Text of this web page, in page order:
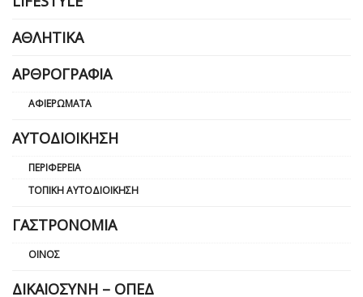
ΑΘΛΗΤΙΚΆ
ΑΡΘΡΟΓΡΑΦΊΑ
ΑΦΙΕΡΏΜΑΤΑ
ΑΥΤΟΔΙΟΊΚΗΣΗ
ΠΕΡΙΦΈΡΕΙΑ
ΤΟΠΙΚΉ ΑΥΤΟΔΙΟΊΚΗΣΗ
ΓΑΣΤΡΟΝΟΜΊΑ
ΟΊΝΟΣ
ΔΙΚΑΙΟΣΎΝΗ – ΟΠΕΔ